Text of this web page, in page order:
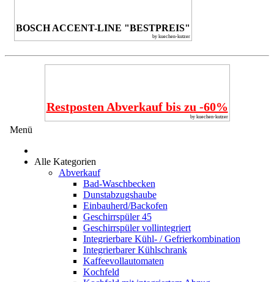
BOSCH ACCENT-LINE "BESTPREIS"
by kuechen-kutzer
Restposten Abverkauf bis zu -60%
by kuechen-kutzer
Menü
Alle Kategorien
Abverkauf
Bad-Waschbecken
Dunstabzugshaube
Einbauherd/Backofen
Geschirrspüler 45
Geschirrspüler vollintegriert
Integrierbare Kühl- / Gefrierkombination
Integrierbarer Kühlschrank
Kaffeevollautomaten
Kochfeld